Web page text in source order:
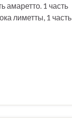
амаретто. 1 часть
лиметты, 1 часть